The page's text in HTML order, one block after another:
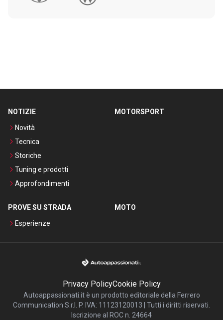
NOTIZIE
Novità
Tecnica
Storiche
Tuning e prodotti
Approfondimenti
MOTORSPORT
PROVE SU STRADA
Esperienze
MOTO
Privacy PolicyCookie Policy
Autoappassionati.it è un prodotto editoriale della Ferrero
Communication S.r.l. P. IVA: 11123120013 | Tutti i diritti riservati.
Iscrizione al ROC n. 24664